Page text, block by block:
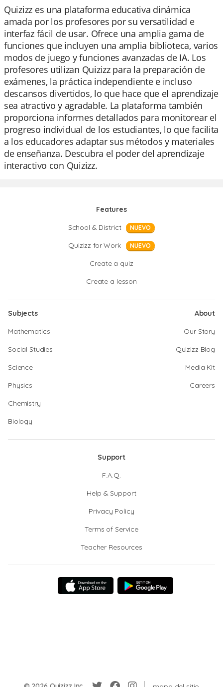
Quizizz es una plataforma educativa dinámica
amada por los profesores por su versatilidad e
interfaz fácil de usar. Ofrece una amplia gama de
funciones que incluyen una amplia biblioteca, varios
modos de juego y funciones avanzadas de IA. Los
profesores utilizan Quizizz para la preparación de
exámenes, la práctica independiente e incluso
descansos divertidos, lo que hace que el aprendizaje
sea atractivo y agradable. La plataforma también
proporciona informes detallados para monitorear el
progreso individual de los estudiantes, lo que facilita
a los educadores adaptar sus métodos y materiales
de enseñanza. Descubra el poder del aprendizaje
interactivo con Quizizz.
Features
School & District
NUEVO
Quizizz for Work NUEVO
Create a quiz
Create a lesson
Subjects
Mathematics
Social Studies
Science
Physics
Chemistry
Biology
About
Our Story
Quizizz Blog
Media Kit
Careers
Support
F.A.Q.
Help & Support
Privacy Policy
Terms of Service
Teacher Resources